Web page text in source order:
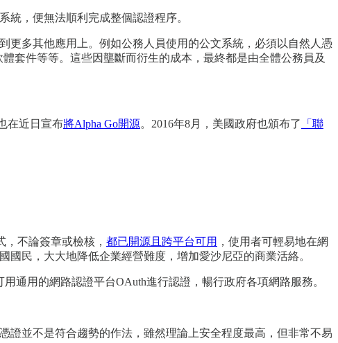
，便無法順利完成整個認證程序。
更多其他應用上。例如公務人員使用的公文系統，必須以自然人憑
套件等等。這些因壟斷而衍生的成本，最終都是由全體公務員及
在近日宣布將Alpha Go開源。2016年8月，美國政府也頒布了
「聯
不論簽章或檢核， 都已開源且跨平台可用 ，使用者可輕易地在網
民，大大地降低企業經營難度，增加愛沙尼亞的商業活絡。
通用的網路認證平台OAuth進行認證，暢行政府各項網路服務。
證並不是符合趨勢的作法，雖然理論上安全程度最高，但非常不易